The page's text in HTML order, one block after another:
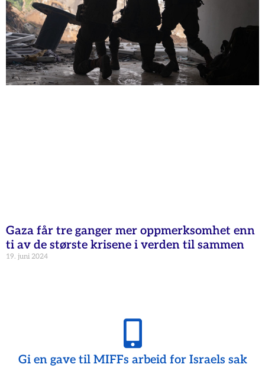
Gaza får tre ganger mer oppmerksomhet enn
ti av de største krisene i verden til sammen
19. juni 2024
Gi en gave til MIFFs arbeid for Israels sak